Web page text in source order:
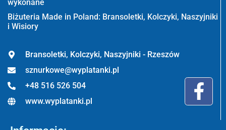
wykonane
Biżuteria Made in Poland: Bransoletki, Kolczyki, Naszyjniki
i Wisiory
Bransoletki, Kolczyki, Naszyjniki - Rzeszów
sznurkowe@wyplatanki.pl
+48 516 526 504
www.wyplatanki.pl